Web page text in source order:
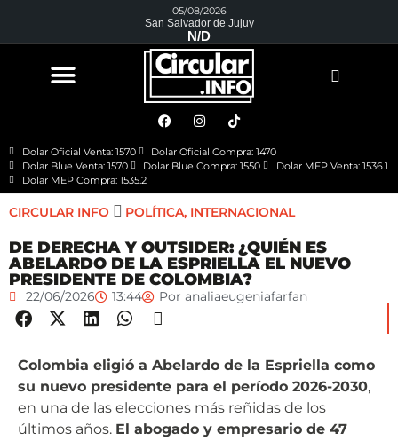
05/08/2026
San Salvador de Jujuy
N/D
Dolar Oficial Venta: 1570
Dolar Oficial Compra: 1470
Dolar Blue Venta: 1570
Dolar Blue Compra: 1550
Dolar MEP Venta: 1536.1
Dolar MEP Compra: 1535.2
CIRCULAR INFO POLÍTICA, INTERNACIONAL
DE DERECHA Y OUTSIDER: ¿QUIÉN ES
ABELARDO DE LA ESPRIELLA EL NUEVO
PRESIDENTE DE COLOMBIA?
22/06/2026 13:44 Por analiaeugeniafarfan
Colombia eligió a Abelardo de la Espriella como
su nuevo presidente para el período 2026-2030,
en una de las elecciones más reñidas de los
últimos años. El abogado y empresario de 47